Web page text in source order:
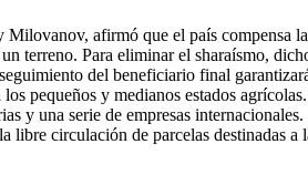
afirmó que el país compensa
terreno. Para eliminar el sharaísmo,
del beneficiario final
pequeños y medianos estados
y una serie de empresas
circulación de parcelas destinadas a